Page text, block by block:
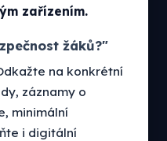
zařízením.
žáků?"
na konkrétní
záznamy o
minimální
i digitální